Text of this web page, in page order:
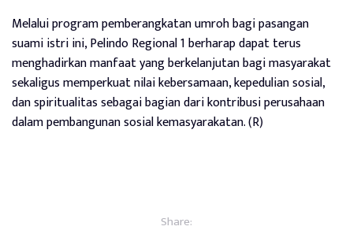
Melalui program pemberangkatan umroh bagi pasangan
suami istri ini, Pelindo Regional 1 berharap dapat terus
menghadirkan manfaat yang berkelanjutan bagi masyarakat
sekaligus memperkuat nilai kebersamaan, kepedulian sosial,
dan spiritualitas sebagai bagian dari kontribusi perusahaan
dalam pembangunan sosial kemasyarakatan. (R)
Share: